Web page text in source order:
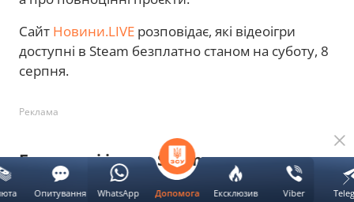
Сайт Новини.LIVE розповідає, які відеоігри
доступні в Steam безплатно станом на суботу, 8
серпня.
Реклама
Безплатні ігри в Steam
Цифровий магазин пропонує геймерам безліч
Допомога Ексклюзив Viber
Опитування WhatsApp